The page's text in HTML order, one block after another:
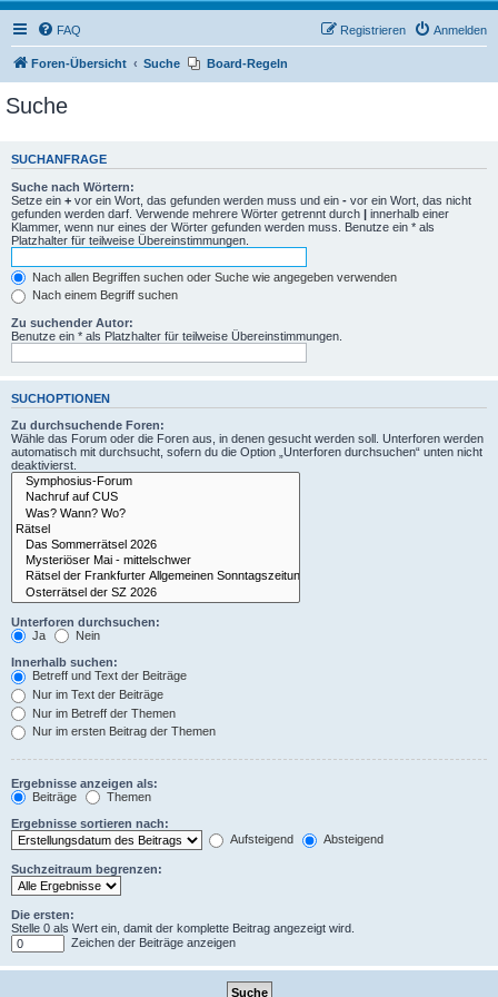
FAQ Anmelden
Registrieren
Foren-Übersicht Suche Board-Regeln
Suche
SUCHANFRAGE
Suche nach Wörtern:
Setze ein + vor ein Wort, das gefunden werden muss und ein - vor ein Wort, das nicht
gefunden werden darf. Verwende mehrere Wörter getrennt durch | innerhalb einer
Klammer, wenn nur eines der Wörter gefunden werden muss. Benutze ein * als
Platzhalter für teilweise Übereinstimmungen.
Nach allen Begriffen suchen oder Suche wie angegeben verwenden
Nach einem Begriff suchen
Zu suchender Autor:
Benutze ein * als Platzhalter für teilweise Übereinstimmungen.
SUCHOPTIONEN
Zu durchsuchende Foren:
Wähle das Forum oder die Foren aus, in denen gesucht werden soll. Unterforen werden
automatisch mit durchsucht, sofern du die Option „Unterforen durchsuchen“ unten nicht
deaktivierst.
Unterforen durchsuchen:
Ja
Nein
Innerhalb suchen:
Betreff und Text der Beiträge
Nur im Text der Beiträge
Nur im Betreff der Themen
Nur im ersten Beitrag der Themen
Ergebnisse anzeigen als:
Beiträge
Themen
Ergebnisse sortieren nach:
Aufsteigend
Absteigend
Suchzeitraum begrenzen:
Die ersten:
Stelle 0 als Wert ein, damit der komplette Beitrag angezeigt wird.
Zeichen der Beiträge anzeigen